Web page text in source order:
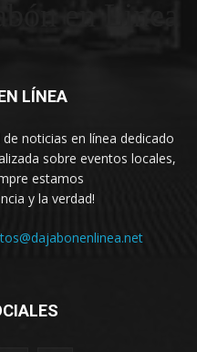
LÍNEA
noticias en línea dedicado
sobre eventos locales,
estamos
y la verdad!